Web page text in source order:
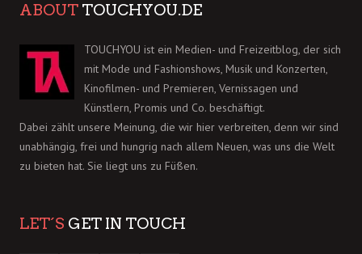
ABOUT TOUCHYOU.DE
TOUCHYOU ist ein Medien- und Freizeitblog, der sich
mit Mode und Fashionshows, Musik und Konzerten,
Kinofilmen- und Premieren, Vernissagen und
Künstlern, Promis und Co. beschäftigt.
Dabei zählt unsere Meinung, die wir hier verbreiten, denn wir sind
unabhängig, frei und hungrig nach allem Neuen, was uns die Welt
zu bieten hat. Sie liegt uns zu Füßen.
LET´S GET IN TOUCH